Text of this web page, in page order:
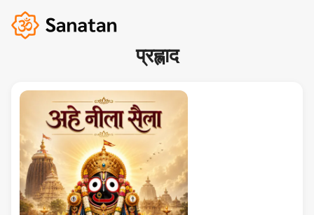
प्रह्लाद